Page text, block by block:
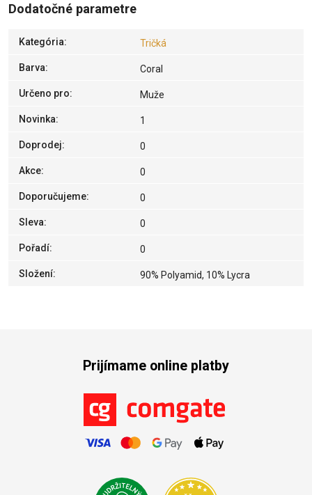
Dodatočné parametre
Kategória: Tričká
Barva: Coral
Určeno pro: Muže
Novinka: 1
Doprodej: 0
Akce: 0
Doporučujeme: 0
Sleva: 0
Pořadí: 0
Složení: 90% Polyamid, 10% Lycra
Prijímame online platby